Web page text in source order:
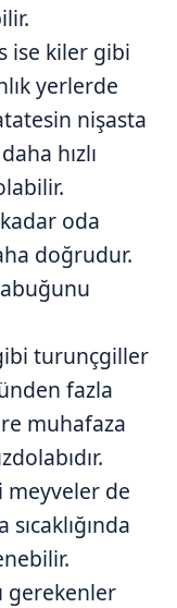
ise kiler gibi
yerlerde
nişasta
hızlı
oda
doğrudur.
turunçgiller
fazla
muhafaza
meyveler de
gerekenler